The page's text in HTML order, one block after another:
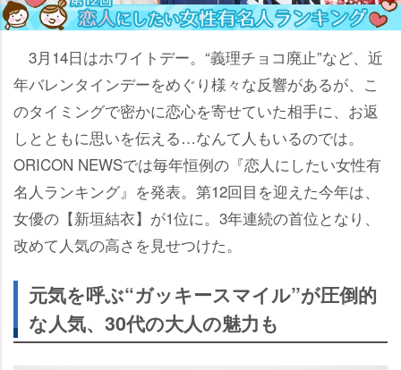
3月14日はホワイトデー。“義理チョコ廃止”など、近
年バレンタインデーをめぐり様々な反響があるが、こ
のタイミングで密かに恋心を寄せていた相手に、お返
しとともに思いを伝える…なんて人もいるのでは。
ORICON NEWSでは毎年恒例の『恋人にしたい女性有
名人ランキング』を発表。第12回目を迎えた今年は、
女優の【新垣結衣】が1位に。3年連続の首位となり、
改めて人気の高さを見せつけた。
元気を呼ぶ“ガッキースマイル”が圧倒的
な人気、30代の大人の魅力も